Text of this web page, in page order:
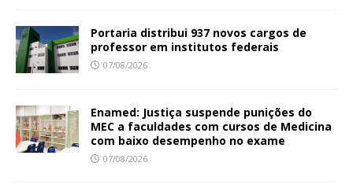
Portaria distribui 937 novos cargos de
professor em institutos federais
07/08/2026
Enamed: Justiça suspende punições do
MEC a faculdades com cursos de Medicina
com baixo desempenho no exame
07/08/2026